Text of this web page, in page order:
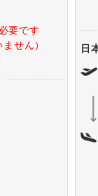
要です
せん）
日